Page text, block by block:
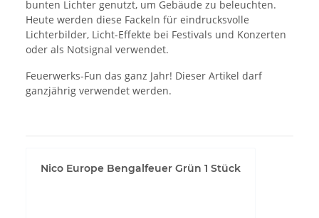
bunten Lichter genutzt, um Gebäude zu beleuchten.
Heute werden diese Fackeln für eindrucksvolle
Lichterbilder, Licht-Effekte bei Festivals und Konzerten
oder als Notsignal verwendet.
Feuerwerks-Fun das ganz Jahr! Dieser Artikel darf
ganzjährig verwendet werden.
Nico Europe Bengalfeuer Grün 1 Stück